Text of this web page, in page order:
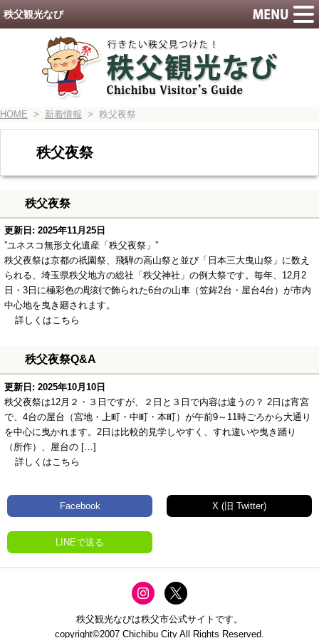
HOME > 新着情報 > 秩父夜祭
秩父夜祭
秩父夜祭
更新日: 2025年11月25日
”ユネスコ無形文化遺産「秩父夜祭」”
秩父夜祭は京都の祇園祭、飛騨の高山祭と並び「日本三大曳山祭」に数え
られる、埼玉県秩父地方の総社「秩父神社」の例大祭です。毎年、12月2
日・3日に極彩色の彫刻で飾られた6台の山車（笠鉾2台・屋台4台）が市内
中心地を曳き廻されます。
詳しくはこちら
秩父夜祭Q&A
更新日: 2025年10月10日
秩父夜祭は12月２・３日ですが、２日と３日で内容は違うの？ 2日は宵宮
で、4台の屋台（宮地・上町・中町・本町）が午前9～11時ごろから大通り
を中心に曳かれます。2日は比較的見学しやすく、すれ違いや曳き踊り
（所作）、屋台の […]
詳しくはこちら
Facebook X (旧 Twitter)
LINEで送る
秩父観光なびは秩父市公式サイトです。
copyright©2007 Chichibu City All Rights Reserved.
秩父観光なび